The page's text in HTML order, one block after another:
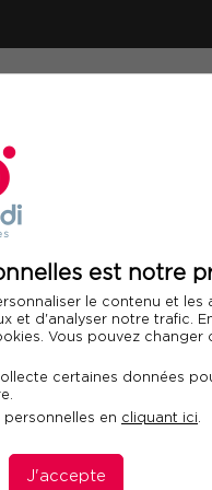
est notre
le contenu et les
et d'analyser notre trafic.
Vous pouvez changer
certaines données
en cliquant ici.
J'accepte
le programme